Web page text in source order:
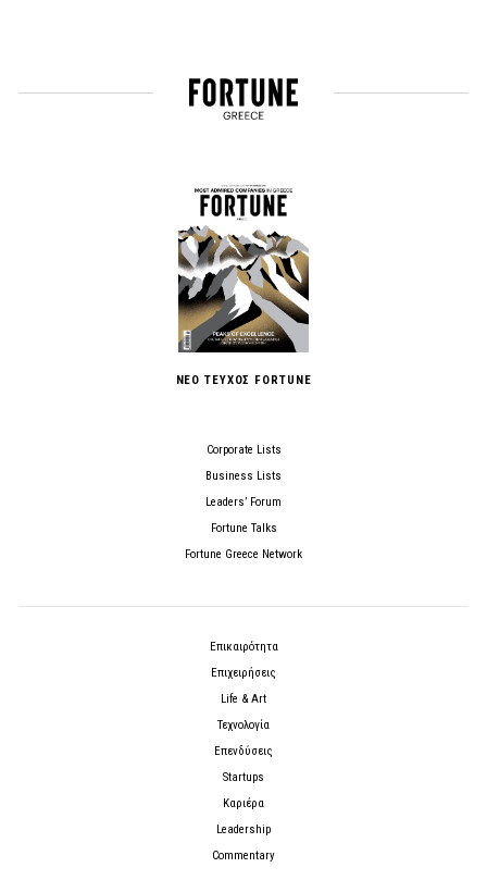
ΝΕΟ ΤΕΥΧΟΣ FORTUNE
Corporate Lists
Business Lists
Leaders’ Forum
Fortune Talks
Fortune Greece Network
Επικαιρότητα
Επιχειρήσεις
Life & Art
Τεχνολογία
Επενδύσεις
Startups
Καριέρα
Leadership
Commentary